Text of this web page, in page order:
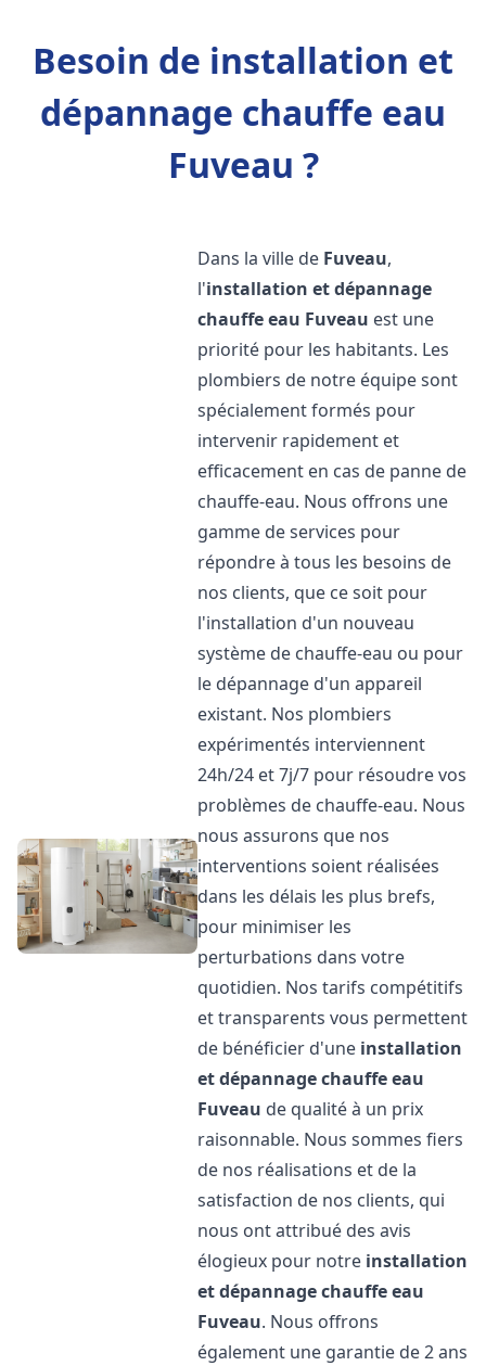
Besoin de installation et
dépannage chauffe eau
Fuveau ?
Dans la ville de Fuveau,
l'installation et dépannage
chauffe eau Fuveau est une
priorité pour les habitants. Les
plombiers de notre équipe sont
spécialement formés pour
intervenir rapidement et
efficacement en cas de panne de
chauffe-eau. Nous offrons une
gamme de services pour
répondre à tous les besoins de
nos clients, que ce soit pour
l'installation d'un nouveau
système de chauffe-eau ou pour
le dépannage d'un appareil
existant. Nos plombiers
expérimentés interviennent
24h/24 et 7j/7 pour résoudre vos
problèmes de chauffe-eau. Nous
nous assurons que nos
interventions soient réalisées
dans les délais les plus brefs,
pour minimiser les
perturbations dans votre
quotidien. Nos tarifs compétitifs
et transparents vous permettent
de bénéficier d'une installation
et dépannage chauffe eau
Fuveau de qualité à un prix
raisonnable. Nous sommes fiers
de nos réalisations et de la
satisfaction de nos clients, qui
nous ont attribué des avis
élogieux pour notre installation
et dépannage chauffe eau
Fuveau. Nous offrons
également une garantie de 2 ans